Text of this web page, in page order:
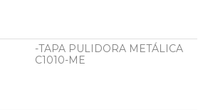
-TAPA PULIDORA METÁLICA
C1010-ME